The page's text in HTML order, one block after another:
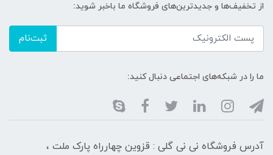
از تخفیف‌ها و جدیدترین‌های فروشگاه ما باخبر شوید:
ثبت‌نام
ما را در شبکه‌های اجتماعی دنبال کنید:
آدرس فروشگاه نی نی گلی : قزوین چهارراه پارک ملت ،